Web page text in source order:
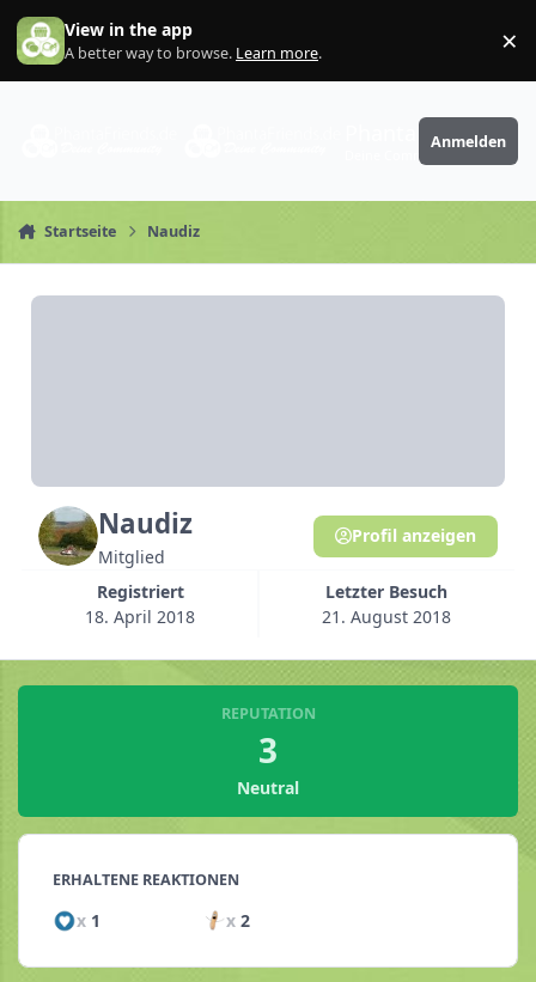
Zum Inhalt springen
View in the app
A better way to browse. Learn more. ×
PhantaFriends.de
Anmelden
Startseite Naudiz
Naudiz
Mitglied
Registriert
18. April 2018
Letzter Besuch
21. August 2018
Profil anzeigen
REPUTATION
3
Neutral
ERHALTENE REAKTIONEN
x 1 x2